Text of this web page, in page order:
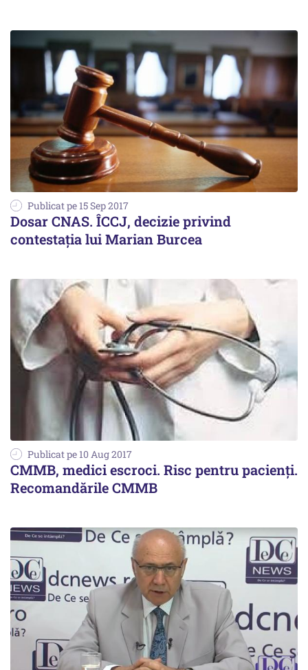
Publicat pe 15 Sep 2017
Dosar CNAS. ÎCCJ, decizie privind
contestația lui Marian Burcea
Publicat pe 10 Aug 2017
CMMB, medici escroci. Risc pentru pacienți.
Recomandările CMMB